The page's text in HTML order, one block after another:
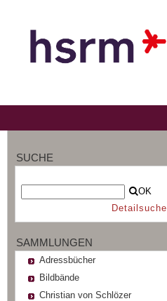
SUCHE
OK
Detailsuche
SAMMLUNGEN
Adressbücher
Bildbände
Christian von Schlözer